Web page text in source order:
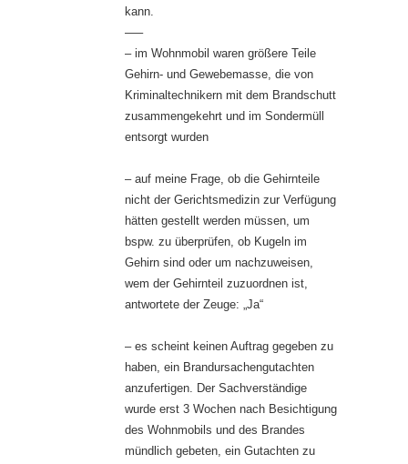
kann.
—–
– im Wohnmobil waren größere Teile
Gehirn- und Gewebemasse, die von
Kriminaltechnikern mit dem Brandschutt
zusammengekehrt und im Sondermüll
entsorgt wurden
– auf meine Frage, ob die Gehirnteile
nicht der Gerichtsmedizin zur Verfügung
hätten gestellt werden müssen, um
bspw. zu überprüfen, ob Kugeln im
Gehirn sind oder um nachzuweisen,
wem der Gehirnteil zuzuordnen ist,
antwortete der Zeuge: „Ja“
– es scheint keinen Auftrag gegeben zu
haben, ein Brandursachengutachten
anzufertigen. Der Sachverständige
wurde erst 3 Wochen nach Besichtigung
des Wohnmobils und des Brandes
mündlich gebeten, ein Gutachten zu